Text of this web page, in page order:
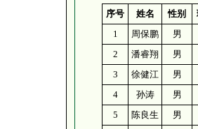
序号 姓名 性别
1
周保鹏 男
2
潘睿翔 男
3
徐健江 男
4
孙涛 男
5
陈良生 男